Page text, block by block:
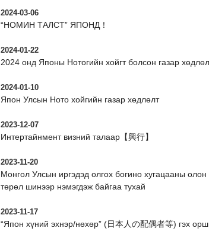
2024-03-06
“НОМИН ТАЛСТ” ЯПОНД！
2024-01-22
2024 онд Японы Нотогийн хойгт болсон газар
2024-01-10
Япон Улсын Ното хойгийн газар хөдлөлт
2023-12-07
Интертайнмент визний талаар【興行】
2023-11-20
Монгол Улсын иргэдэд олгох богино хугацааны
төрөл шинээр нэмэгдэж байгаа тухай
2023-11-17
“Япон хүний эхнэр/нөхөр” (日本人の配偶者等) гэх